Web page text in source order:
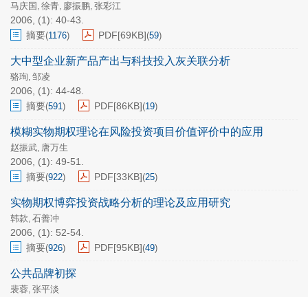
马庆国 , 徐青, 廖振鹏, 张彩江
2006, (1): 40-43.
摘要(1176) PDF[69KB](59)
大中型企业新产品产出与科技投入灰关联分析
骆珣, 邹凌
2006, (1): 44-48.
摘要(591) PDF[86KB](19)
模糊实物期权理论在风险投资项目价值评价中的应用
赵振武, 唐万生
2006, (1): 49-51.
摘要(922) PDF[33KB](25)
实物期权博弈投资战略分析的理论及应用研究
韩款, 石善冲
2006, (1): 52-54.
摘要(926) PDF[95KB](49)
公共品牌初探
裴蓉, 张平淡